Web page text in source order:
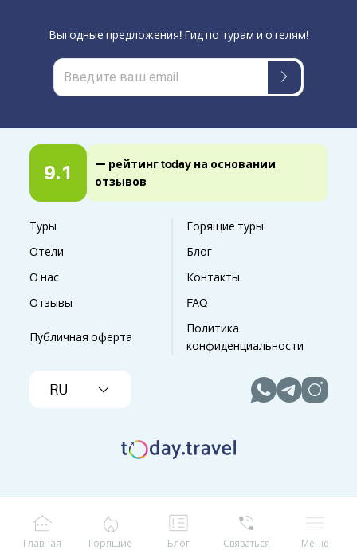
9.1
— рейтинг today на основании
отзывов
Туры
Горящие туры
Отели
Блог
О нас
Контакты
Отзывы
FAQ
Публичная оферта
Политика
конфиденциальности
RU
Выгодные предложения! Гид по турам и отелям!
Главная Горящие Блог Связаться Меню